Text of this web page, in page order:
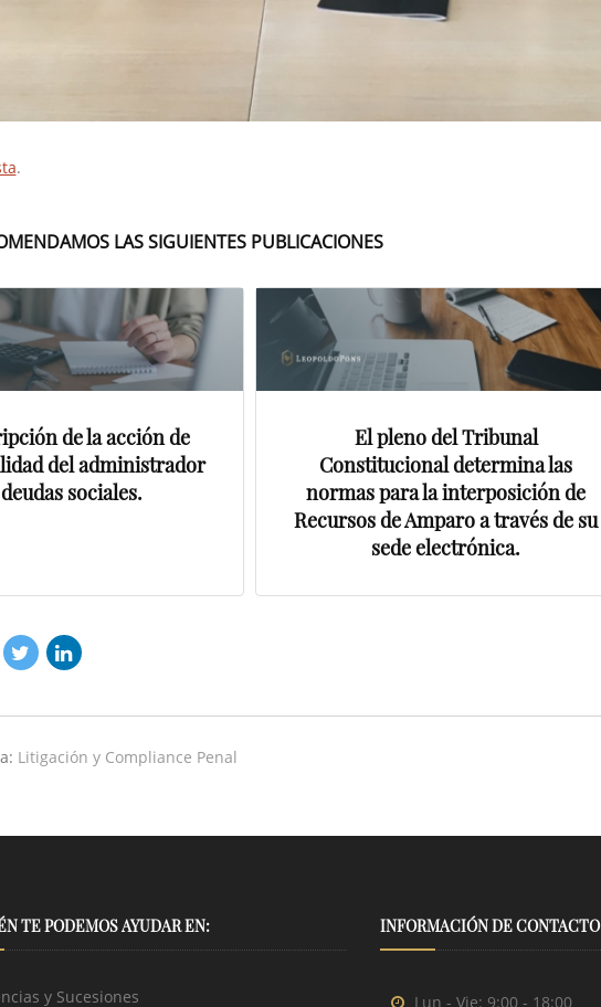
.
LAS SIGUIENTES PUBLICACIONES
de la acción de
del administrador
sociales.
El pleno del Tribunal
Constitucional determina las
normas para la interposición de
Recursos de Amparo a través de su
sede electrónica.
Litigación y Compliance Penal
TE PODEMOS AYUDAR EN:
y Sucesiones
INFORMACIÓN DE CONTACTO
Lun - Vie: 9:00 - 18:00